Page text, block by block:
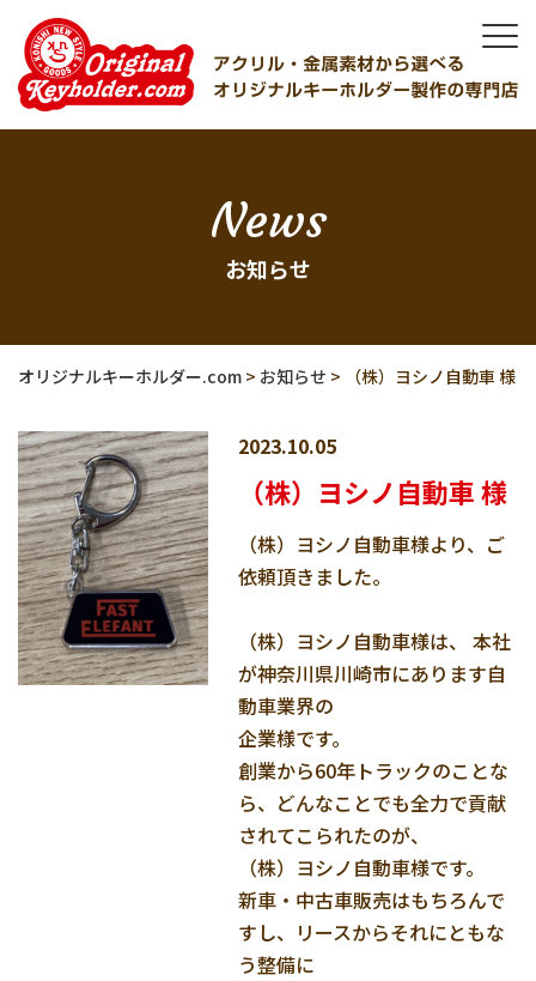
News
お知らせ
オリジナルキーホルダー.com > お知らせ > （株）ヨシノ自動車 様
2023.10.05
（株）ヨシノ自動車 様
（株）ヨシノ自動車様より、ご
依頼頂きました。
（株）ヨシノ自動車様は、 本社
が神奈川県川崎市にあります自
動車業界の
企業様です。
創業から60年トラックのことな
ら、どんなことでも全力で貢献
されてこられたのが、
（株）ヨシノ自動車様です。
新車・中古車販売はもちろんで
すし、リースからそれにともな
う整備に